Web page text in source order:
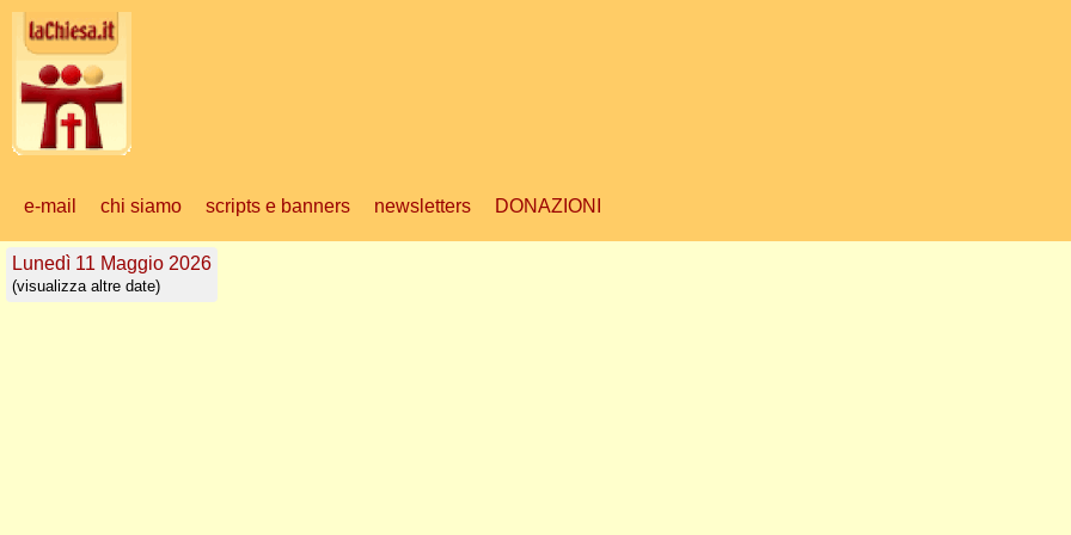
e-mail chi siamo scripts e banners newsletters DONAZIONI
Lunedì 11 Maggio 2026
(visualizza altre date)